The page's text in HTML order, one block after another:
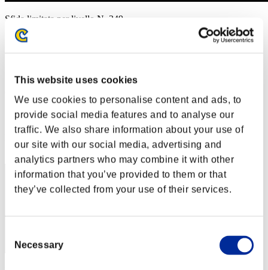
This website uses cookies
We use cookies to personalise content and ads, to
provide social media features and to analyse our
traffic. We also share information about your use of
our site with our social media, advertising and
analytics partners who may combine it with other
information that you’ve provided to them or that
they’ve collected from your use of their services.
Selection
Necessary
Sfida limitata per livello N. 349
04.09.2018 15:00 (JST) - 10.09.2018 15:00 (JST)
Classifiche
51